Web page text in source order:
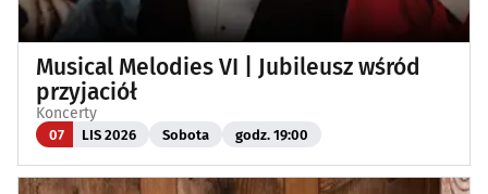
Musical Melodies VI | Jubileusz wśród
przyjaciół
Koncerty
07 LIS 2026 Sobota godz. 19:00